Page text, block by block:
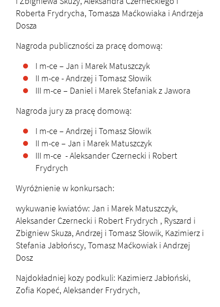
Roberta Frydrycha, Tomasza Maćkowiaka i Andrzeja
Dosza
Nagroda publiczności za pracę domową:
I m-ce – Jan i Marek Matuszczyk
II m-ce - Andrzej i Tomasz Słowik
III m-ce – Daniel i Marek Stefaniak z Jawora
Nagroda jury za pracę domową:
I m-ce – Andrzej i Tomasz Słowik
II m-ce – Jan i Marek Matuszczyk
III m-ce - Aleksander Czernecki i Robert
Frydrych
Wyróżnienie w konkursach:
wykuwanie kwiatów: Jan i Marek Matuszczyk,
Aleksander Czernecki i Robert Frydrych , Ryszard i
Zbigniew Skuza, Andrzej i Tomasz Słowik, Kazimierz i
Stefania Jabłońscy, Tomasz Maćkowiak i Andrzej
Dosz
Najdokładniej kozy podkuli: Kazimierz Jabłoński,
Zofia Kopeć, Aleksander Frydrych,